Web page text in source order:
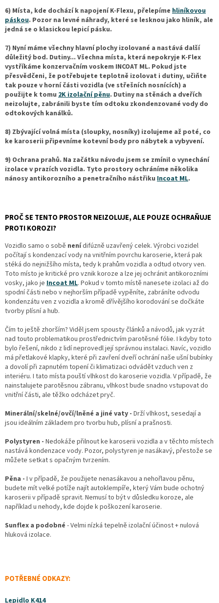
6) Místa, kde dochází k napojení K-Flexu, přelepíme hliníkovou
páskou. Pozor na levné náhrady, které se lesknou jako hliník, ale
jedná se o klasickou lepicí pásku.
7) Nyní máme všechny hlavní plochy izolované a nastává další
důležitý bod. Dutiny... Všechna místa, která nepokryje K-Flex
vystříkáme konzervačním voskem INCOAT ML. Pokud jste
přesvědčeni, že potřebujete teplotně izolovat i dutiny, učiňte
tak pouze v horní části vozidla (ve střešních nosnících) a
použijte k tomu 2K izolační pěnu. Dutiny na stěnách a dveřích
neizolujte, zabránili byste tím odtoku zkondenzované vody do
odtokových kanálků.
8) Zbývající volná místa (sloupky, nosníky) izolujeme až poté, co
ke karoserii připevníme kotevní body pro nábytek a vybyvení.
9) Ochrana prahů. Na začátku návodu jsem se zmínil o vynechání
izolace v prazích vozidla. Tyto prostory ochráníme několika
nánosy antikorozního a penetračního nástřiku Incoat ML.
PROČ SE TENTO PROSTOR NEIZOLUJE, ALE POUZE OCHRAŇUJE
PROTI KOROZI?
Vozidlo samo o sobě nenídifúzně uzavřený celek. Výrobci vozidel
počítají s kondenzací vody na vnitřním povrchu karoserie, která pak
stéká do nejnižšího místa, tedy k prahům vozidla a odtud otvory ven.
Toto místo je kritické pro vznik koroze a lze jej ochránit antikorozními
vosky, jako je Incoat ML. Pokud v tomto místě nanesete izolaci až do
spodní části nebo v nejhorším případě vypěníte, zabráníte odvodu
kondenzátu ven z vozidla a kromě dřívějšího korodování se dočkáte
tvorby plísní a hub.
Čím to ještě zhorším? Viděl jsem spousty článků a návodů, jak vyzrát
nad touto problematikou prostřednictvím parotěsné fólie. I kdyby toto
bylo řešení, nikdo z lidí neprovedl její správnou instalaci. Navíc, vozidlo
má přetlakové klapky, které při zavření dveří ochrání naše ušní bubínky
a dovolí při zapnutém topení či klimatizaci odvádět vzduch ven z
interiéru. I tato místa pouští vlhkost do karoserie vozidla. V případě, že
nainstalujete parotěsnou zábranu, vlhkost bude snadno vstupovat do
vnitřní části, ale těžko odcházet pryč.
Minerální/skelné/ovčí/lněné a jiné vaty - Drží vlhkost, sesedají a
jsou ideálním základem pro tvorbu hub, plísní a prašnosti.
Polystyren - Nedokáže přilnout ke karoserii vozidla a v těchto místech
nastává kondenzace vody. Pozor, polystyren je nasákavý, přestože se
můžete setkat s opačným tvrzením.
Pěna - I v případě, že použijete nenasákavou a nehořlavou pěnu,
budete mít velké potíže najít autoklempíře, který Vám bude ochotný
karoserii v případě spravit. Nemusí to být v důsledku koroze, ale
například u nehody, kde dojde k poškození karoserie.
Sunflex a podobné - Velmi nízká tepelně izolační účinost + nulová
hluková izolace.
POTŘEBNÉ ODKAZY:
Lepidlo K414